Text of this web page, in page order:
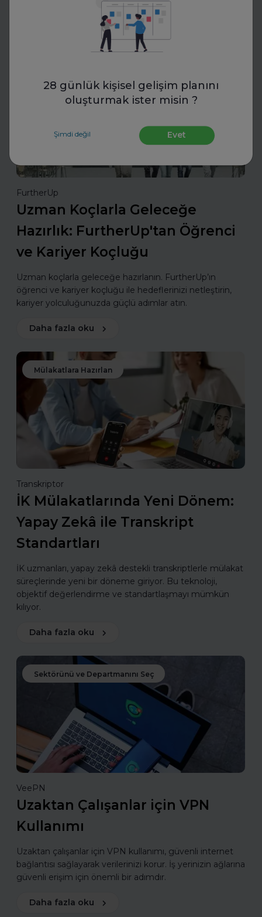
28 günlük kişisel gelişim planını
oluşturmak ister misin ?
Şimdi değil Evet
İş Hayatında Başarı
FurtherUp
Uzman Koçlarla Geleceğe
Hazırlık: FurtherUp'tan Öğrenci
ve Kariyer Koçluğu
Uzman koçlarla geleceğe hazırlanın. FurtherUp’ın
öğrenci ve kariyer koçluğu ile hedeflerinizi netleştirin,
kariyer yolculuğunuzda güçlü adımlar atın.
Daha fazla oku
Mülakatlara Hazırlan
Transkriptor
İK Mülakatlarında Yeni Dönem:
Yapay Zekâ ile Transkript
Standartları
İK uzmanları, yapay zekâ destekli transkriptlerle mülakat
süreçlerinde yeni bir döneme giriyor. Bu teknoloji,
objektif değerlendirme ve standartlaşmayı mümkün
kılıyor.
Daha fazla oku
Sektörünü ve Departmanını Seç
VeePN
Uzaktan Çalışanlar için VPN
Kullanımı
Uzaktan çalışanlar için VPN kullanımı, güvenli internet
bağlantısı sağlayarak verilerinizi korur. İş yerinizin ağlarına
güvenli erişim için önemli bir adımdır.
Daha fazla oku